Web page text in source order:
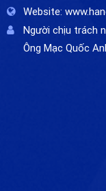
Website:
Người chịu trách
Ông Mạc Quốc